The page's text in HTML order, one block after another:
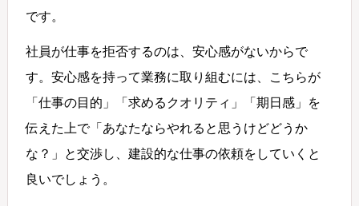
です。
社員が仕事を拒否するのは、安心感がないからで
す。安心感を持って業務に取り組むには、こちらが
「仕事の目的」「求めるクオリティ」「期日感」を
伝えた上で「あなたならやれると思うけどどうか
な？」と交渉し、建設的な仕事の依頼をしていくと
良いでしょう。